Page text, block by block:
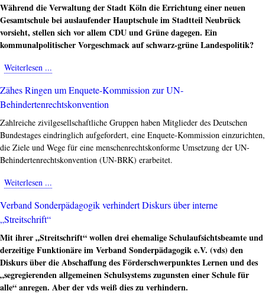
Während die Verwaltung der Stadt Köln die Errichtung einer neuen
Gesamtschule bei auslaufender Hauptschule im Stadtteil Neubrück
vorsieht, stellen sich vor allem CDU und Grüne dagegen. Ein
kommunalpolitischer Vorgeschmack auf schwarz-grüne Landespolitik?
Weiterlesen ...
Grün
in
blockiert
Gesamtschulentwicklung
Zähes Ringen um Enquete-Kommission zur UN-
Behindertenrechtskonvention
Zahlreiche zivilgesellschaftliche Gruppen haben Mitglieder des Deutschen
Bundestages eindringlich aufgefordert, eine Enquete-Kommission einzurichten,
die Ziele und Wege für eine menschenrechtskonforme Umsetzung der UN-
Behindertenrechtskonvention (UN-BRK) erarbeitet.
Weiterlesen ...
Ringen
Kommission
zur
UN-
Behindertenrechtskonvention
Verband Sonderpädagogik verhindert Diskurs über interne
„Streitschrift“
Mit ihrer „Streitschrift“ wollen drei ehemalige Schulaufsichtsbeamte und
derzeitige Funktionäre im Verband Sonderpädagogik e.V. (vds) den
Diskurs über die Abschaffung des Förderschwerpunktes Lernen und des
„segregierenden allgemeinen Schulsystems zugunsten einer Schule für
alle“ anregen. Aber der vds weiß dies zu verhindern.